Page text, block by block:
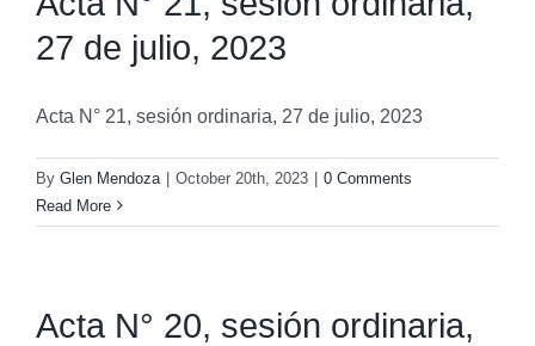
27 de julio, 2023
Acta N° 21, sesión ordinaria, 27 de julio, 2023
By Glen Mendoza October 20th, 2023
0 Comments
Read More
Acta N° 20, sesión ordinaria,